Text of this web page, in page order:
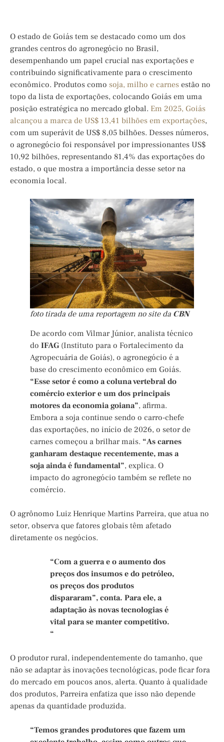
O estado de Goiás tem se destacado como um dos
grandes centros do agronegócio no Brasil,
desempenhando um papel crucial nas exportações e
contribuindo significativamente para o crescimento
econômico. Produtos como soja, milho e carnes estão no
topo da lista de exportações, colocando Goiás em uma
posição estratégica no mercado global. Em 2025, Goiás
alcançou a marca de US$ 13,41 bilhões em exportações,
com um superávit de US$ 8,05 bilhões. Desses números,
o agronegócio foi responsável por impressionantes US$
10,92 bilhões, representando 81,4% das exportações do
estado, o que mostra a importância desse setor na
economia local.
foto tirada de uma reportagem no site da CBN
De acordo com Vilmar Júnior, analista técnico
do IFAG (Instituto para o Fortalecimento da
Agropecuária de Goiás), o agronegócio é a
base do crescimento econômico em Goiás.
“Esse setor é como a coluna vertebral do
comércio exterior e um dos principais
motores da economia goiana”, afirma.
Embora a soja continue sendo o carro-chefe
das exportações, no início de 2026, o setor de
carnes começou a brilhar mais. “As carnes
ganharam destaque recentemente, mas a
soja ainda é fundamental”, explica. O
impacto do agronegócio também se reflete no
comércio.
O agrônomo Luiz Henrique Martins Parreira, que atua no
setor, observa que fatores globais têm afetado
diretamente os negócios.
“Com a guerra e o aumento dos
preços dos insumos e do petróleo,
os preços dos produtos
dispararam”, conta. Para ele, a
adaptação às novas tecnologias é
vital para se manter competitivo.
“
O produtor rural, independentemente do tamanho, que
não se adaptar às inovações tecnológicas, pode ficar fora
do mercado em poucos anos, alerta. Quanto à qualidade
dos produtos, Parreira enfatiza que isso não depende
apenas da quantidade produzida.
“Temos grandes produtores que fazem um